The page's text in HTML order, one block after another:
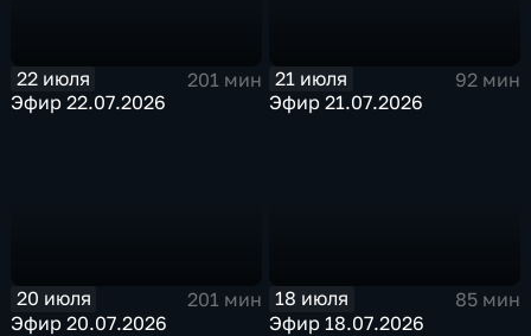
22 июля
201 мин
Эфир 22.07.2026
21 июля
92 мин
Эфир 21.07.2026
20 июля
201 мин
Эфир 20.07.2026
18 июля
85 мин
Эфир 18.07.2026